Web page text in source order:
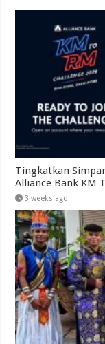
Tingkatkan
Alliance Bank KM
3 weeks ago